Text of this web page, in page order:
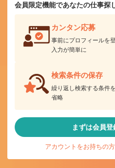
会員限定機能であなたの仕事探
カンタン応募
事前にプロフィールを
入力が簡単に
検索条件の保存
繰り返し検索する条件
省略
まずは会員登
アカウントをお持ちの